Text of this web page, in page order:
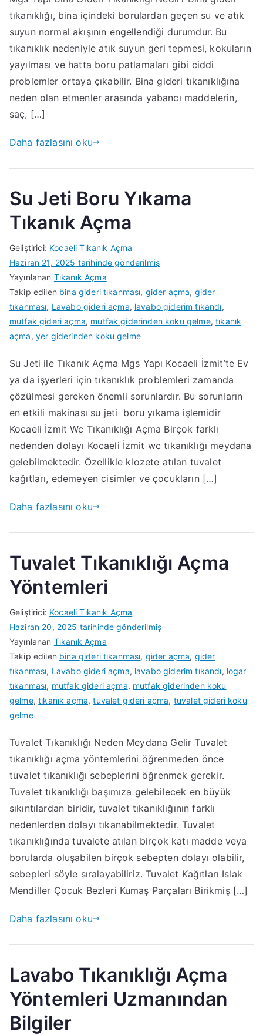
tıkanıklığı, bina içindeki borulardan geçen su ve atık
suyun normal akışının engellendiği durumdur. Bu
tıkanıklık nedeniyle atık suyun geri tepmesi, kokuların
yayılması ve hatta boru patlamaları gibi ciddi
problemler ortaya çıkabilir. Bina gideri tıkanıklığına
neden olan etmenler arasında yabancı maddelerin,
saç, […]
Daha fazlasını oku
Su Jeti Boru Yıkama
Tıkanık Açma
Geliştirici: Kocaeli Tıkanık Açma
Haziran 21, 2025 tarihinde gönderilmiş
Yayınlanan Tıkanık Açma
Takip edilen bina gideri tıkanması, gider açma, gider
tıkanması, Lavabo gideri açma, lavabo giderim tıkandı,
mutfak gideri açma, mutfak giderinden koku gelme,tıkanık
açma, yer giderinden koku gelme
Su Jeti ile Tıkanık Açma Mgs Yapı Kocaeli İzmit’te Ev
ya da işyerleri için tıkanıklık problemleri zamanda
çözülmesi gereken önemli sorunlardır. Bu sorunların
en etkili makinası su jeti boru yıkama işlemidir
Kocaeli İzmit Wc Tıkanıklığı Açma Birçok farklı
nedenden dolayı Kocaeli İzmit wc tıkanıklığı meydana
gelebilmektedir. Özellikle klozete atılan tuvalet
kağıtları, edemeyen cisimler ve çocukların […]
Daha fazlasını oku
Tuvalet Tıkanıklığı Açma
Yöntemleri
Geliştirici: Kocaeli Tıkanık Açma
Haziran 20, 2025 tarihinde gönderilmiş
Yayınlanan Tıkanık Açma
Takip edilen bina gideri tıkanması, gider açma, gider
tıkanması, Lavabo gideri açma, lavabo giderim tıkandı, logar
tıkanması, mutfak gideri açma, mutfak giderinden koku
gelme,tıkanık açma,tuvalet gideri açma, tuvalet gideri koku
gelme
Tuvalet Tıkanıklığı Neden Meydana Gelir Tuvalet
tıkanıklığı açma yöntemlerini öğrenmeden önce
tuvalet tıkanıklığı sebeplerini öğrenmek gerekir.
Tuvalet tıkanıklığı başımıza gelebilecek en büyük
sıkıntılardan biridir, tuvalet tıkanıklığının farklı
nedenlerden dolayı tıkanabilmektedir. Tuvalet
tıkanıklığında tuvalete atılan birçok katı madde veya
borularda oluşabilen birçok sebepten dolayı olabilir,
sebepleri söyle sıralayabiliriz. Tuvalet Kağıtları Islak
Mendiller Çocuk Bezleri Kumaş Parçaları Birikmiş […]
Daha fazlasını oku
Lavabo Tıkanıklığı Açma
Yöntemleri Uzmanından
Bilgiler